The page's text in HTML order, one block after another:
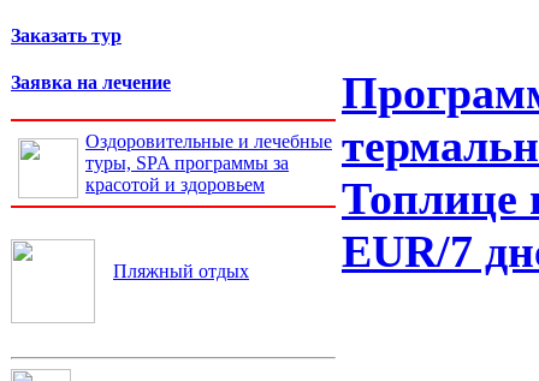
Заказать тур
Заявка на лечение
Оздоровительные и лечебные
туры, SPA программы за
красотой и здоровьем
Пляжный отдых
Топлице
EUR/7